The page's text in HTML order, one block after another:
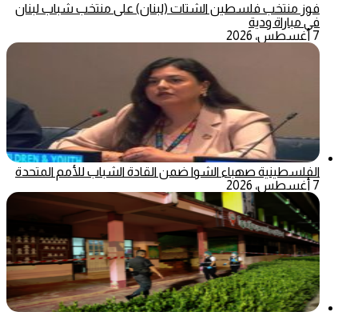
فوز منتخب فلسطين الشتات (لبنان) على منتخب شباب لبنان
في مباراة ودية
7 أغسطس، 2026
الفلسطينية صهباء الشوا ضمن القادة الشباب للأمم المتحدة
7 أغسطس، 2026